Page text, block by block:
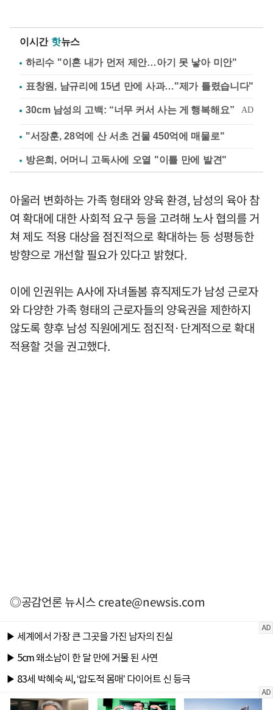
이시간 핫뉴스
하리수 "이혼 내가 먼저 제안…아기 못 낳아 미안"
표창원, 남규리에 15년 만에 사과…"제가 틀렸습니다"
"서장훈, 28억에 산 서초 건물 450억에 매물로"
방은희, 어머니 고독사에 오열 "이틀 만에 발견"
아울러 변화하는 가족 형태와 양육 환경, 남성의 육아 참
여 확대에 대한 사회적 요구 등을 고려해 노사 협의를 거
쳐 제도 적용 대상을 점진적으로 확대하는 등 성평등한
방향으로 개선할 필요가 있다고 밝혔다.
이에 인권위는 A사에 자녀돌봄 휴직제도가 남성 근로자
와 다양한 가족 형태의 근로자들의 양육권을 제한하지
않도록 향후 남성 직원에게도 점진적·단계적으로 확대
적용할 것을 권고했다.
◎공감언론 뉴시스create@newsis.com